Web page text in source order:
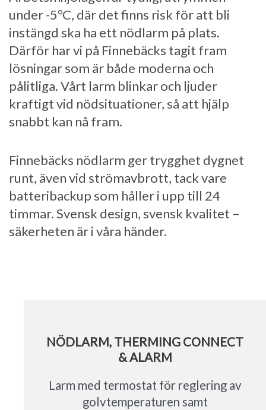
under -5°C, där det finns risk för att bli
instängd ska ha ett nödlarm på plats.
Därför har vi på Finnebäcks tagit fram
lösningar som är både moderna och
pålitliga. Vårt larm blinkar och ljuder
kraftigt vid nödsituationer, så att hjälp
snabbt kan nå fram.
Finnebäcks nödlarm ger trygghet dygnet
runt, även vid strömavbrott, tack vare
batteribackup som håller i upp till 24
timmar. Svensk design, svensk kvalitet –
säkerheten är i våra händer.
NÖDLARM, THERMING CONNECT
& ALARM
Larm med termostat för reglering av
golvtemperaturen samt